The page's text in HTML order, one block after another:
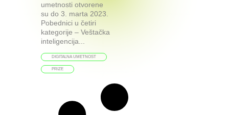
umetnosti otvorene
su do 3. marta 2023.
Pobednici u četiri
kategorije – Veštačka
inteligencija...
DIGITALNA UMETNOST
PRIZE